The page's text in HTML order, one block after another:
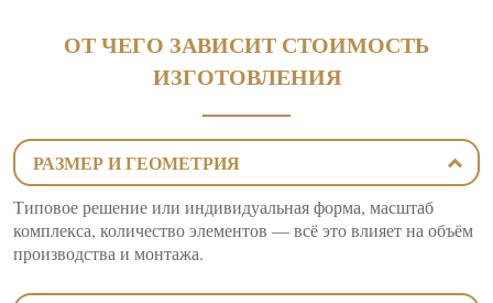
ОТ ЧЕГО ЗАВИСИТ СТОИМОСТЬ
ИЗГОТОВЛЕНИЯ
РАЗМЕР И ГЕОМЕТРИЯ
Типовое решение или индивидуальная форма, масштаб
комплекса, количество элементов — всё это влияет на объём
производства и монтажа.